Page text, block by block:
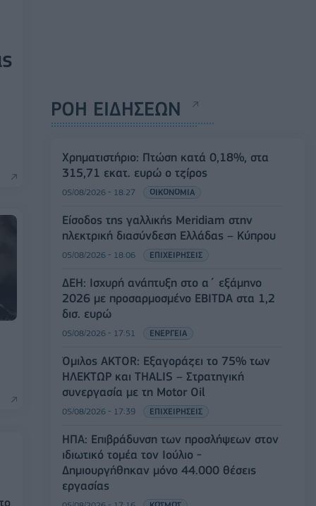
ΡΟΗ ΕΙΔΗΣΕΩΝ
Χρηματιστήριο: Πτώση κατά 0,18%, στα
315,71 εκατ. ευρώ ο τζίρος
05/08/2026 - 18:27 ΟΙΚΟΝΟΜΙΑ
Είσοδος της γαλλικής Meridiam στην
ηλεκτρική διασύνδεση Ελλάδας – Κύπρου
05/08/2026 - 18:06 ΕΠΙΧΕΙΡΗΣΕΙΣ
ΔΕΗ: Ισχυρή ανάπτυξη στο α΄ εξάμηνο
2026 με προσαρμοσμένο EBITDA στα 1,2
δισ. ευρώ
05/08/2026 - 17:51 ΕΝΕΡΓΕΙΑ
Όμιλος AKTOR: Εξαγοράζει το 75% των
ΗΛΕΚΤΩΡ και THALIS – Στρατηγική
συνεργασία με τη Motor Oil
05/08/2026 - 17:39 ΕΠΙΧΕΙΡΗΣΕΙΣ
ΗΠΑ: Επιβράδυνση των προσλήψεων στον
ιδιωτικό τομέα τον Ιούλιο -
Δημιουργήθηκαν μόνο 44.000 θέσεις
εργασίας